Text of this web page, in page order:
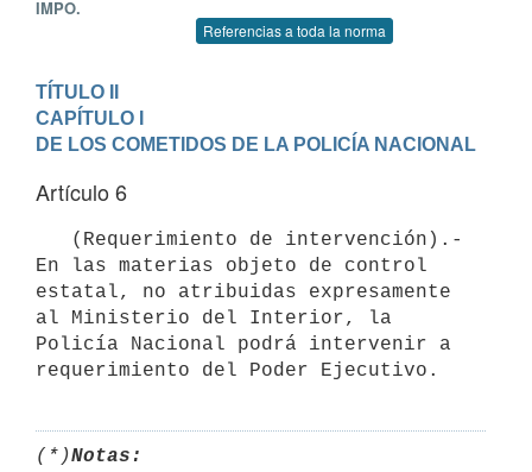
IMPO.
Referencias a toda la norma
TÍTULO II
CAPÍTULO I
DE LOS COMETIDOS DE LA POLICÍA NACIONAL
Artículo 6
En las materias objeto de control
estatal, no atribuidas expresamente
al Ministerio del Interior, la
Policía Nacional podrá intervenir a
(*)Notas: